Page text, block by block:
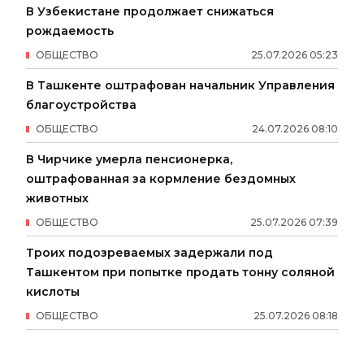
В Узбекистане продолжает снижаться
рождаемость
25.07.2026 05:23
ОБЩЕСТВО
В Ташкенте оштрафован начальник Управления
благоустройства
24.07.2026 08:10
ОБЩЕСТВО
В Чирчике умерла пенсионерка,
оштрафованная за кормление бездомных
животных
25.07.2026 07:39
ОБЩЕСТВО
Троих подозреваемых задержали под
Ташкентом при попытке продать тонну соляной
кислоты
25.07.2026 08:18
ОБЩЕСТВО